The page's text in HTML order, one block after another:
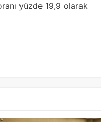
yüzde 19,9 olarak